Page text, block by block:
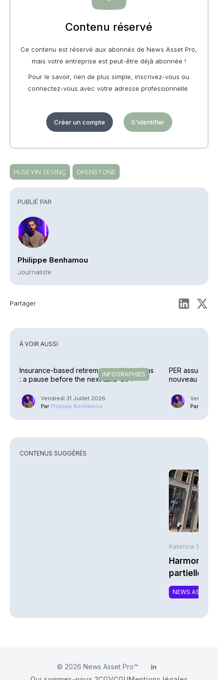
PUBLIÉ PAR
Philippe Benhamou
Journaliste
Partager
Contenu réservé
Ce contenu est réservé aux abonnés de News Asset Pro,
mais votre entreprise est peut-être déjà abonnée !
Pour le savoir, rien de plus simple, inscrivez-vous ou
connectez-vous avec votre adresse professionnelle.
Créer un compte S'identifier
HUSEYIN SEVINÇ OPENSTONE
À VOIR AUSSI
INFOGRAPHIES
Insurance-based retirement savings plans
: a pause before the next take-off ?
Vendredi 31 Juillet 2026
Par Philippe Benhamou
PER
nouveau
Vendredi
Par
CONTENUS SUGGÉRÉS
Katerina
Harmonie
partielle du
MTCAT
NEWS
© 2026 News Asset Pro™ LinkedIn